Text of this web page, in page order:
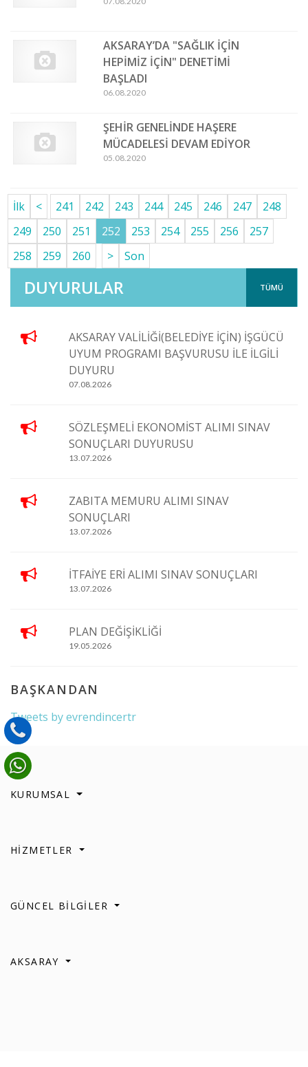
TÜMÜ
DUYURULAR
AKSARAY VALİLİĞİ(BELEDİYE İÇİN) İŞGÜCÜ
UYUM PROGRAMI BAŞVURUSU İLE İLGİLİ
DUYURU
07.08.2026
SÖZLEŞMELİ EKONOMİST ALIMI SINAV
SONUÇLARI DUYURUSU
13.07.2026
ZABITA MEMURU ALIMI SINAV
SONUÇLARI
13.07.2026
İTFAİYE ERİ ALIMI SINAV SONUÇLARI
13.07.2026
PLAN DEĞİŞİKLİĞİ
19.05.2026
BAŞKANDAN
Tweets by evrendincertr
AKSARAY’DA "SAĞLIK İÇİN
HEPİMİZ İÇİN" DENETİMİ
BAŞLADI
06.08.2020
ŞEHİR GENELİNDE HAŞERE
MÜCADELESİ DEVAM EDİYOR
05.08.2020
İlk < 241 242 243 244 245 246 247
248
249
250 251 252 253 254 255 256
257
258
259 260 > Son
KURUMSAL
HİZMETLER
GÜNCEL BİLGİLER
AKSARAY